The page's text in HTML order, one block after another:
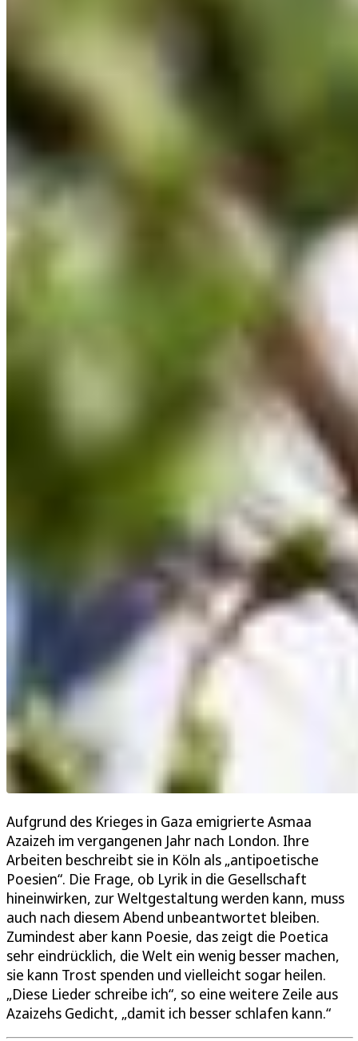
Aufgrund des Krieges in Gaza emigrierte Asmaa
Azaizeh im vergangenen Jahr nach London. Ihre
Arbeiten beschreibt sie in Köln als „antipoetische
Poesien“. Die Frage, ob Lyrik in die Gesellschaft
hineinwirken, zur Weltgestaltung werden kann, muss
auch nach diesem Abend unbeantwortet bleiben.
Zumindest aber kann Poesie, das zeigt die Poetica
sehr eindrücklich, die Welt ein wenig besser machen,
sie kann Trost spenden und vielleicht sogar heilen.
„Diese Lieder schreibe ich“, so eine weitere Zeile aus
Azaizehs Gedicht, „damit ich besser schlafen kann.“